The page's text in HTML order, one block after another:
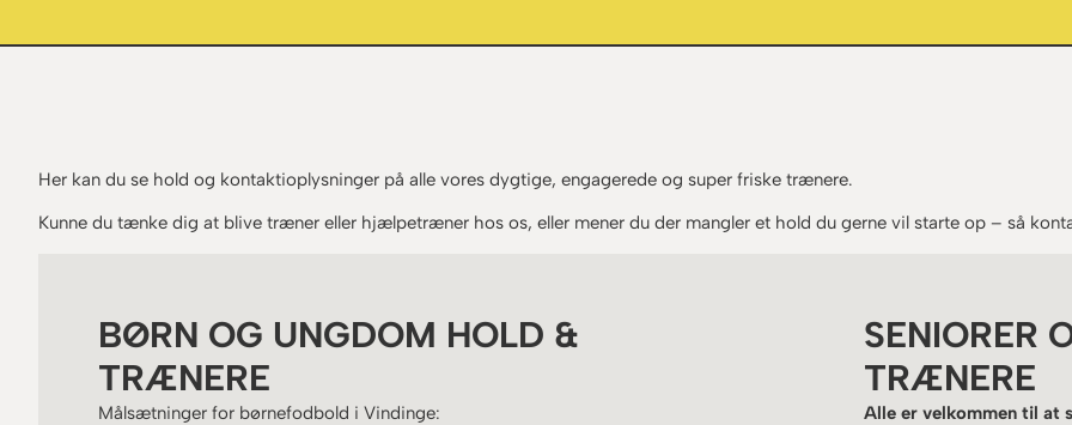
Her kan du se hold og kontaktioplysninger på alle vores dygtige, engagerede og super friske trænere.
Kunne du tænke dig at blive træner eller hjælpetræner hos os, eller mener du der mangler et hold du gerne vil starte op – så
BØRN OG UNGDOM HOLD &
TRÆNERE
Målsætninger for børnefodbold i Vindinge:
SENIORER
TRÆNERE
Alle er velkommen til at